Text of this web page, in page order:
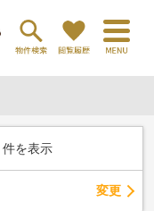
件を表示
変更